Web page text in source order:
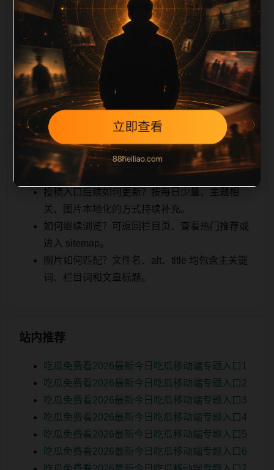
续扩展，每篇保留相关问题、站内推荐和清晰的层级路
径，减少用户反复返回搜索页。第46篇作为本栏目的初
始建设内容，主要用于补齐栏目深度、稳定内链结构，
并为后续专题聚合提供可点击入口。如果后续发现页面
缺图、标题过短、描述为空或正文不足，将进入每日
SEO 检查清单自动修正。
相关问题
投稿入口后续如何更新？按每日少量、主题相
关、图片本地化的方式持续补充。
如何继续浏览？可返回栏目页、查看热门推荐或
进入 sitemap。
图片如何匹配？文件名、alt、title 均包含主关键
词、栏目词和文章标题。
站内推荐
吃瓜免费看2026最新今日吃瓜移动端专题入口1
吃瓜免费看2026最新今日吃瓜移动端专题入口2
吃瓜免费看2026最新今日吃瓜移动端专题入口3
吃瓜免费看2026最新今日吃瓜移动端专题入口4
吃瓜免费看2026最新今日吃瓜移动端专题入口5
吃瓜免费看2026最新今日吃瓜移动端专题入口6